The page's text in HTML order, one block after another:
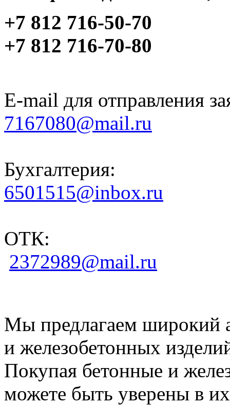
+7 812 716-50-70
+7 812 716-70-80
E-mail для отправления
7167080@mail.ru
Бухгалтерия:
6501515@inbox.ru
ОТК:
2372989@mail.ru
Мы предлагаем широкий
и железобетонных
Покупая бетонные и
можете быть уверены в их